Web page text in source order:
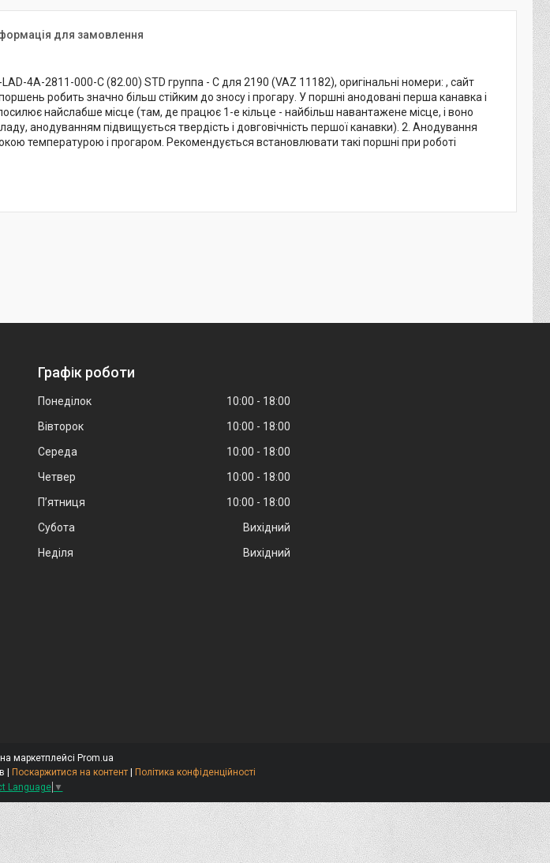
для замовлення
4A-2811-000-C (82.00) STD группа - С для 2190 (VAZ 11182), оригінальні номери: , сайт
робить значно більш стійким до зносу і прогару. У поршні анодовані перша канавка і
найслабше місце (там, де працює 1-е кільце - найбільш навантажене місце, і воно
анодуванням підвищується твердість і довговічність першої канавки). 2. Анодування
температурою і прогаром. Рекомендується встановлювати такі поршні при роботі
Графік роботи
Понеділок 10:00
18:00
Вівторок
10:00
18:00
Середа
10:00
18:00
Четвер
10:00
18:00
Пʼятниця
10:00
18:00
Субота
Вихідний
Неділя
Вихідний
маркетплейсі Prom.ua
Поскаржитися на контент
Політика конфіденційності
Language ▼